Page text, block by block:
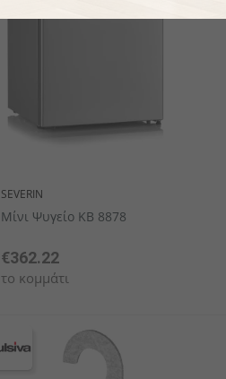
SEVERIN
Μίνι Ψυγείο KB 8878
€362.22
το κομμάτι